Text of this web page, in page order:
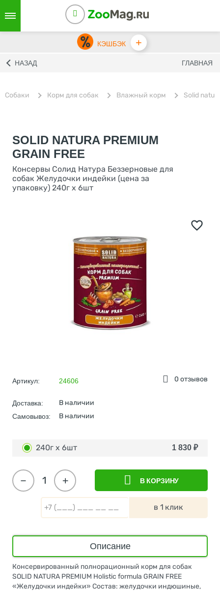
КЭШБЭК +
НАЗАД ГЛАВНАЯ
Собаки Корм для собак Влажный корм Solid
SOLID NATURA PREMIUM
GRAIN FREE
Консервы Солид Натура Беззерновые для
собак Желудочки индейки (цена за
упаковку) 240г х 6шт
0 отзывов
Артикул: 24606
Доставка: В наличии
Самовывоз: В наличии
240г х 6шт 1 830 ₽
+
− В КОРЗИНУ
в 1 клик
Описание
Консервированный полнорационный корм для собак
SOLID NATURA PREMIUM Holistic formula GRAIN FREE
«Желудочки индейки» Состав: желудочки индюшиные,